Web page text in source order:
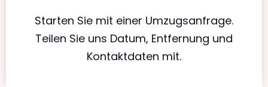
Starten Sie mit einer Umzugsanfrage.
Teilen Sie uns Datum, Entfernung und
Kontaktdaten mit.